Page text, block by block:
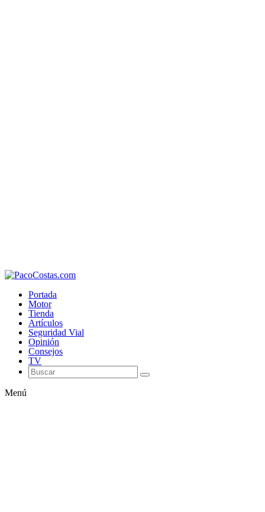
Portada
Motor
Tienda
Artículos
Seguridad Vial
Opinión
Consejos
TV
Menú